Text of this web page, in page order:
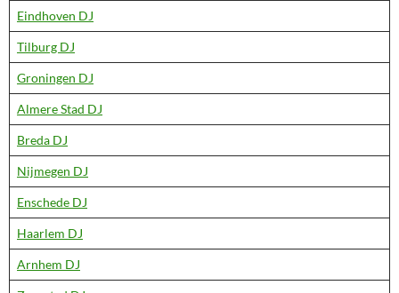
Eindhoven DJ
Tilburg DJ
Groningen DJ
Almere Stad DJ
Breda DJ
Nijmegen DJ
Enschede DJ
Haarlem DJ
Arnhem DJ